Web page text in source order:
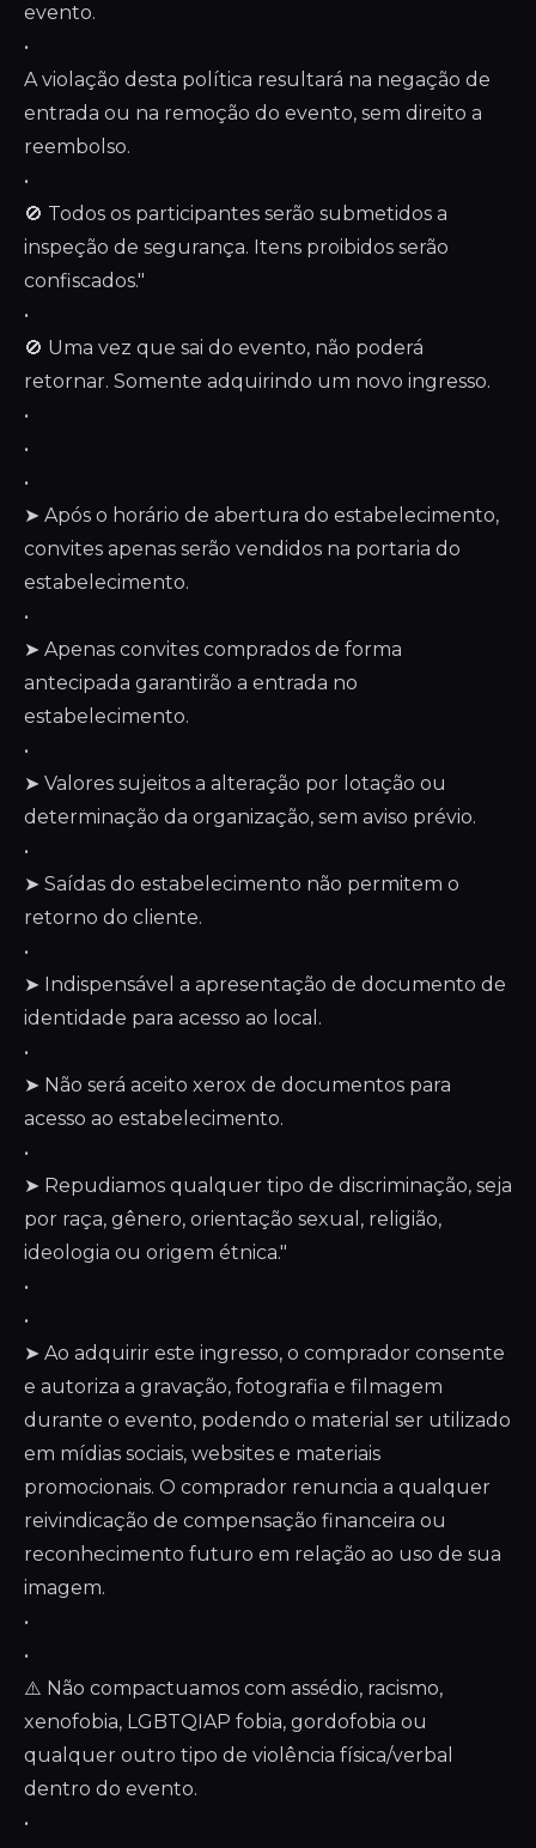
evento.
•
A violação desta política resultará na negação de
entrada ou na remoção do evento, sem direito a
reembolso.
•
🚫 Todos os participantes serão submetidos a
inspeção de segurança. Itens proibidos serão
confiscados."
•
🚫 Uma vez que sai do evento, não poderá
retornar. Somente adquirindo um novo ingresso.
•
•
•
➤ Após o horário de abertura do estabelecimento,
convites apenas serão vendidos na portaria do
estabelecimento.
•
➤ Apenas convites comprados de forma
antecipada garantirão a entrada no
estabelecimento.
•
➤ Valores sujeitos a alteração por lotação ou
determinação da organização, sem aviso prévio.
•
➤ Saídas do estabelecimento não permitem o
retorno do cliente.
•
➤ Indispensável a apresentação de documento de
identidade para acesso ao local.
•
➤ Não será aceito xerox de documentos para
acesso ao estabelecimento.
•
➤ Repudiamos qualquer tipo de discriminação, seja
por raça, gênero, orientação sexual, religião,
ideologia ou origem étnica."
•
•
➤ Ao adquirir este ingresso, o comprador consente
e autoriza a gravação, fotografia e filmagem
durante o evento, podendo o material ser utilizado
em mídias sociais, websites e materiais
promocionais. O comprador renuncia a qualquer
reivindicação de compensação financeira ou
reconhecimento futuro em relação ao uso de sua
imagem.
•
•
⚠️ Não compactuamos com assédio, racismo,
xenofobia, LGBTQIAP fobia, gordofobia ou
qualquer outro tipo de violência física/verbal
dentro do evento.
•